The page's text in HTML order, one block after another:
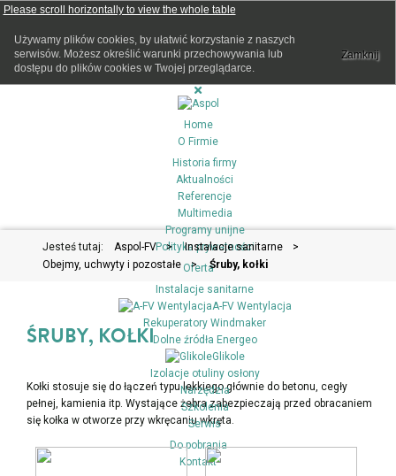
Home
O Firmie
Historia firmy
Aktualności
Referencje
Multimedia
Programy unijne
Polityka prywatności
Oferta
Instalacje sanitarne
A-FV Wentylacja
Rekuperatory Windmaker
Dolne źródła Energeo
Glikole
Izolacje otuliny osłony
Narzędzia
Szkolenia
Serwis
Do pobrania
Kontakt
Jesteś tutaj: Aspol-FV > Instalacje sanitarne
>
Obejmy, uchwyty i pozostałe
> Śruby, kołki
ŚRUBY, KOŁKI
Kołki stosuje się do łączeń typu lekkiego głównie do betonu, cegły
pełnej, kamienia itp. Wystające żebra zabezpieczają przed obracaniem
się kołka w otworze przy wkręcaniu wkręta.
Używamy plików cookies, by ułatwić korzystanie z naszych
serwisów. Możesz określić warunki przechowywania lub
dostępu do plików cookies w Twojej przeglądarce.
Zamknij